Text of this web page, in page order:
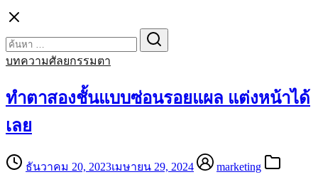
for:
บทความศัลยกรรมตา
ทำตาสองชั้นแบบซ่อนรอยแผล แต่งหน้าได้
เลย
ธันวาคม 20, 2023เมษายน 29, 2024
marketing